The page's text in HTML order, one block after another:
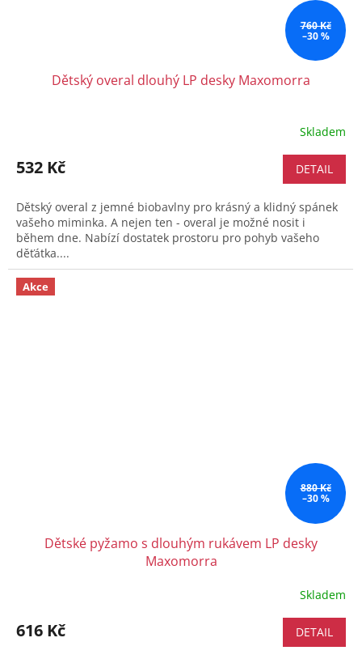
760 Kč
–30 %
Dětský overal dlouhý LP desky Maxomorra
Skladem
532 Kč DETAIL
Dětský overal z jemné biobavlny pro krásný a klidný spánek
vašeho miminka. A nejen ten - overal je možné nosit i
během dne. Nabízí dostatek prostoru pro pohyb vašeho
děťátka....
Akce
880 Kč
–30 %
Dětské pyžamo s dlouhým rukávem LP desky
Maxomorra
Skladem
616 Kč DETAIL